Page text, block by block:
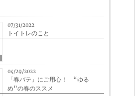
07/31/2022
トイトレのこと
04/29/2022
「春バテ」にご用心！ “ゆる
め”の春のススメ